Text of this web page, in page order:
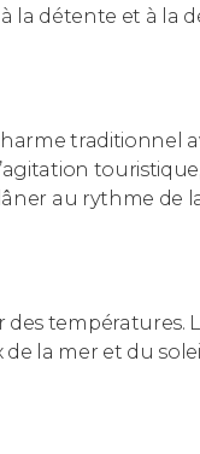
la détente et à la
traditionnel
au rythme de
températures.
la mer et du